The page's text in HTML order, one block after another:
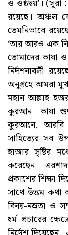
ও ওষ্ঠদ্বয়’।
রয়েছে। অঞ্চল
তেমনিভাবে
‘তার আরও এক
তোমাদের ভাষা ও
নির্দশনাবলী
অনুগ্রহে আমরা
মহান আল্লাহ
কুরআন। ভাষা
কুরআনে, আরবি
সাহিত্যের সব
হাজার সৃষ্টির
করেছেন।
প্রকাশের শিক্ষা
সাথে উত্তম কথা
বিনয়-নম্রতা ও
ধর্ম প্রচারের